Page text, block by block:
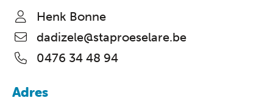
Henk Bonne
dadizele@staproeselare.be
0476 34 48 94
Adres